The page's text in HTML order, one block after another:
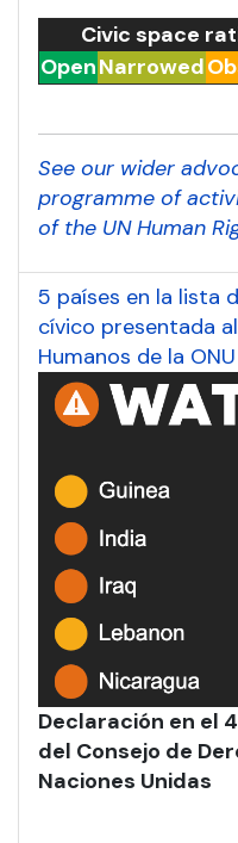
Civic space
OpenNarrowed
See our wider
programme of
of the UN Human
5 países en la lista
cívico presentada
Humanos de la ONU
Declaración en el
del Consejo de
Naciones Unidas